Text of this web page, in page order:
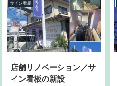
サイン看板
店舗リノベーション／サ
イン看板の新設